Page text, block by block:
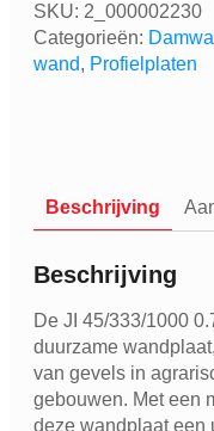
SKU: 2_000002230
Categorieën:
wand, Profielplaten
Beschrijving
Beschrijving
De JI 45/333/1000
duurzame
van gevels in
gebouwen. Met een
deze wandplaat een